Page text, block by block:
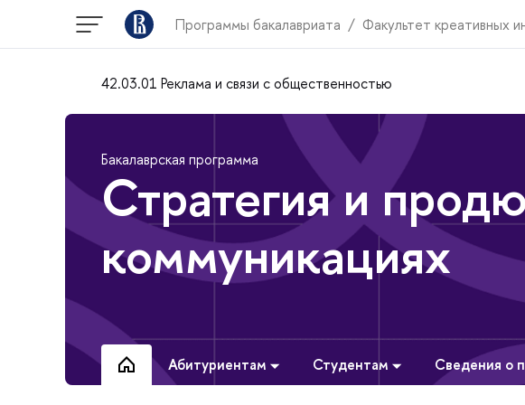
Программы бакалавриата Факультет креативных
42.03.01 Реклама и связи с общественностью
Бакалаврская программа
Стратегия и
коммуникациях
Абитуриентам Студентам Сведения о